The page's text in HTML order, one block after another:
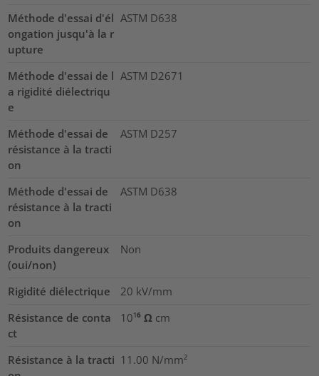
Méthode d'essai d'él
ongation jusqu'à la r
upture
ASTM D638
Méthode d'essai de l
a rigidité diélectriqu
e
ASTM D2671
Méthode d'essai de
résistance à la tracti
on
ASTM D257
Méthode d'essai de
résistance à la tracti
on
ASTM D638
Produits dangereux
(oui/non)
Non
Rigidité diélectrique 20 kV/mm
Résistance de conta
ct
10¹⁶ Ω cm
Résistance à la tracti 11.00 N/mm²